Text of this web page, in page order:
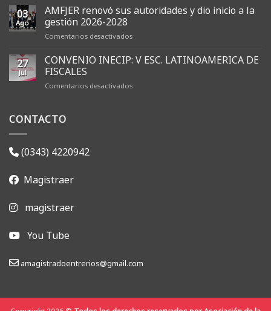
03
Ago
AMFJER renovó sus autoridades y dio inicio a la
gestión 2026-2028
Comentarios desactivadosen
renovó
sus
y
27
Jul
CONVENIO INECIP: V ESC. LATINOAMERICA DE
FISCALES
Comentarios desactivadosen
CONTACTO
(0343) 4220942
Magistraer
magistraer
You Tube
amagistradoentrerios@gmail.com